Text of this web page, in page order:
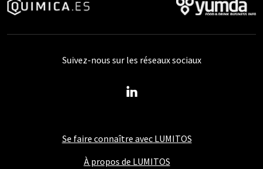
Se faire connaître avec LUMITOS
À propos de LUMITOS
Suivez-nous sur les réseaux sociaux